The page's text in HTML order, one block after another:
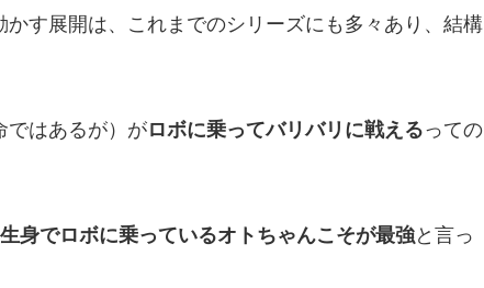
す展開は、これまでのシリーズにも多々あり、結構
ではあるが）がロボに乗ってバリバリに戦えるっての
生身でロボに乗っているオトちゃんこそが最強と言っ